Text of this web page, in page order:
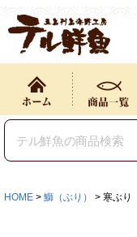
HOME 鰤（ぶり） 寒ぶり